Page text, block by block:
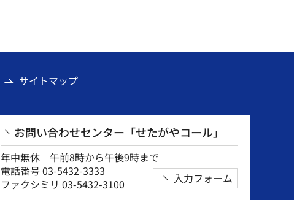
サイトマップ
お問い合わせセンター「せたがやコール」
年中無休 午前8時から午後9時まで
電話番号 03-5432-3333
ファクシミリ 03-5432-3100
入力フォーム